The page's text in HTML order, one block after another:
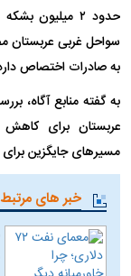
حدود ۲ میلیون
به صادرات اختصاص
به گفته منابع آگاه،
عربستان برای کاهش
مسیر‌های جایگزین
خبر های مرتبط